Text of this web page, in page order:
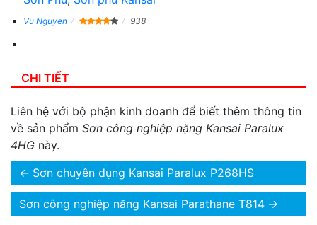
Vu Nguyen 938
CHI TIẾT
Liên hệ với bộ phận kinh doanh để biết thêm thông tin
về sản phẩm Sơn công nghiệp nặng Kansai Paralux
4HG này.
← Sơn chuyên dụng Kansai Paralux P268HS
Sơn công nghiệp năng Kansai Parathane T814 →